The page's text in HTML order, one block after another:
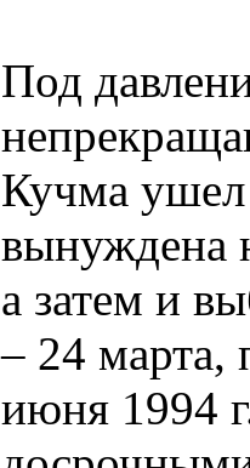
Под
Кучма ушел
вынуждена
а затем и
– 24 марта,
июня 1994